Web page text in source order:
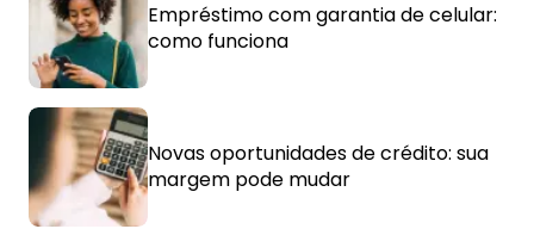
Empréstimo com garantia de celular:
como funciona
Novas oportunidades de crédito: sua
margem pode mudar